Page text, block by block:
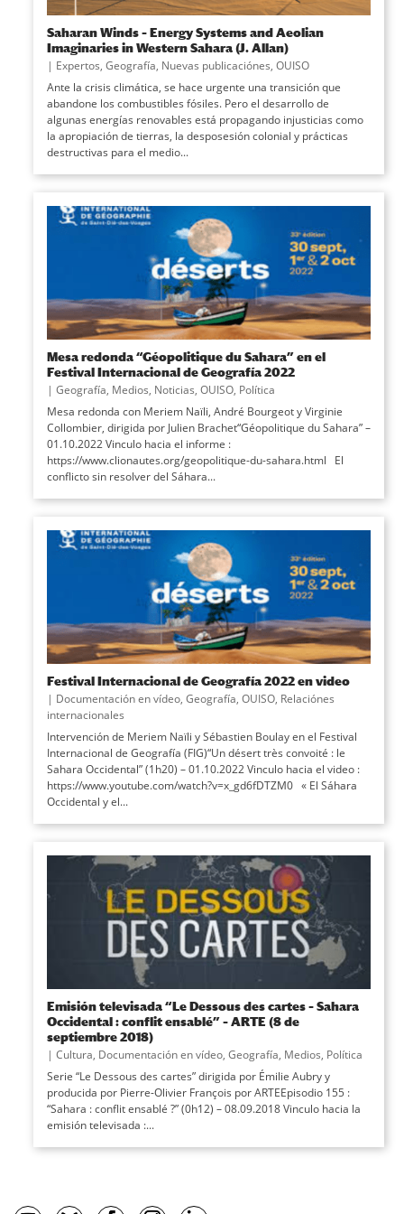
Saharan Winds – Energy Systems and Aeolian
Imaginaries in Western Sahara (J. Allan)
| Expertos, Geografía, Nuevas publicaciónes, OUISO
Ante la crisis climática, se hace urgente una transición que
abandone los combustibles fósiles. Pero el desarrollo de
algunas energías renovables está propagando injusticias como
la apropiación de tierras, la desposesión colonial y prácticas
destructivas para el medio...
Mesa redonda “Géopolitique du Sahara” en el
Festival Internacional de Geografía 2022
| Geografía, Medios, Noticias, OUISO, Política
Mesa redonda con Meriem Naïli, André Bourgeot y Virginie
Collombier, dirigida por Julien Brachet“Géopolitique du Sahara” –
01.10.2022 Vinculo hacia el informe :
https://www.clionautes.org/geopolitique-du-sahara.html El
conflicto sin resolver del Sáhara...
Festival Internacional de Geografía 2022 en video
| Documentación en vídeo, Geografía, OUISO, Relaciónes
internacionales
Intervención de Meriem Naïli y Sébastien Boulay en el Festival
Internacional de Geografía (FIG)“Un désert très convoité : le
Sahara Occidental” (1h20) – 01.10.2022 Vinculo hacia el video :
https://www.youtube.com/watch?v=x_gd6fDTZM0 « El Sáhara
Occidental y el...
Emisión televisada “Le Dessous des cartes – Sahara
Occidental : conflit ensablé” – ARTE (8 de
septiembre 2018)
| Cultura, Documentación en vídeo, Geografía, Medios, Política
Serie “Le Dessous des cartes” dirigida por Émilie Aubry y
producida por Pierre-Olivier François por ARTEEpisodio 155 :
“Sahara : conflit ensablé ?” (0h12) – 08.09.2018 Vinculo hacia la
emisión televisada :...